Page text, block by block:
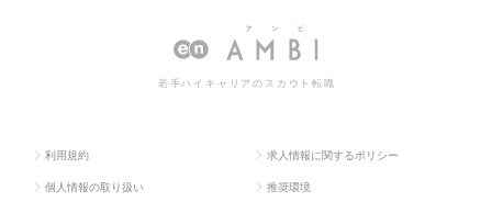
若手ハイキャリアのスカウト転職
利用規約 求人情報に関するポリシー
個人情報の取り扱い 推奨環境